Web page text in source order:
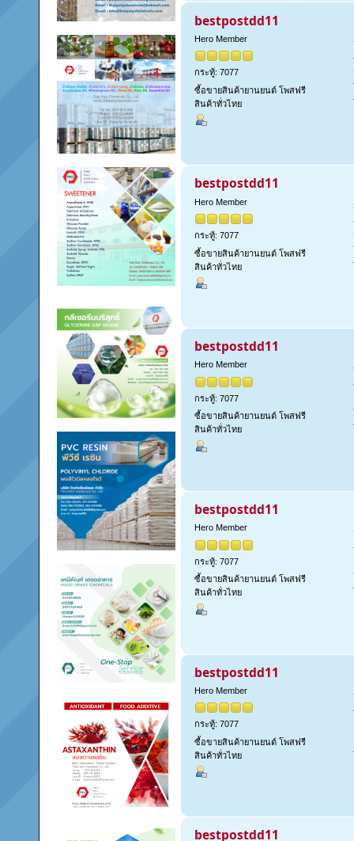
bestpostdd11
Hero Member
กระทู้: 7077
ซื้อขายสินค้ายานยนต์ โพสฟรี
สินค้าทั่วไทย
bestpostdd11
Hero Member
กระทู้: 7077
ซื้อขายสินค้ายานยนต์ โพสฟรี
สินค้าทั่วไทย
bestpostdd11
Hero Member
กระทู้: 7077
ซื้อขายสินค้ายานยนต์ โพสฟรี
สินค้าทั่วไทย
bestpostdd11
Hero Member
กระทู้: 7077
ซื้อขายสินค้ายานยนต์ โพสฟรี
สินค้าทั่วไทย
bestpostdd11
Hero Member
กระทู้: 7077
ซื้อขายสินค้ายานยนต์ โพสฟรี
สินค้าทั่วไทย
bestpostdd11